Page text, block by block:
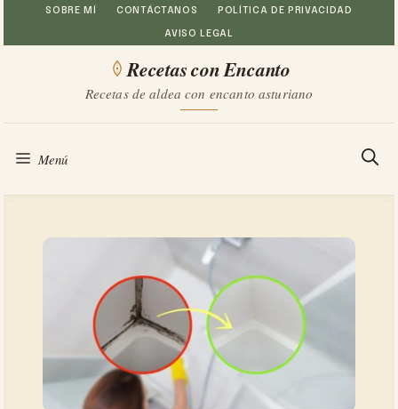
Saltar
al
SOBRE MÍ CONTÁCTANOS POLÍTICA DE PRIVACIDAD
AVISO LEGAL
Recetas con Encanto
Recetas de aldea con encanto asturiano
Menú